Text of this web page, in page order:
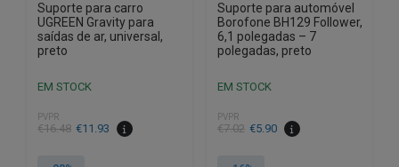
Suporte para carro
UGREEN Gravity para
saídas de ar, universal,
preto
EM STOCK
PVPR
€16.48
O
€11.93
O
Suporte para automóvel
Borofone BH129 Follower,
6,1 polegadas – 7
polegadas, preto
EM STOCK
PVPR
€7.02
O
€5.90
O